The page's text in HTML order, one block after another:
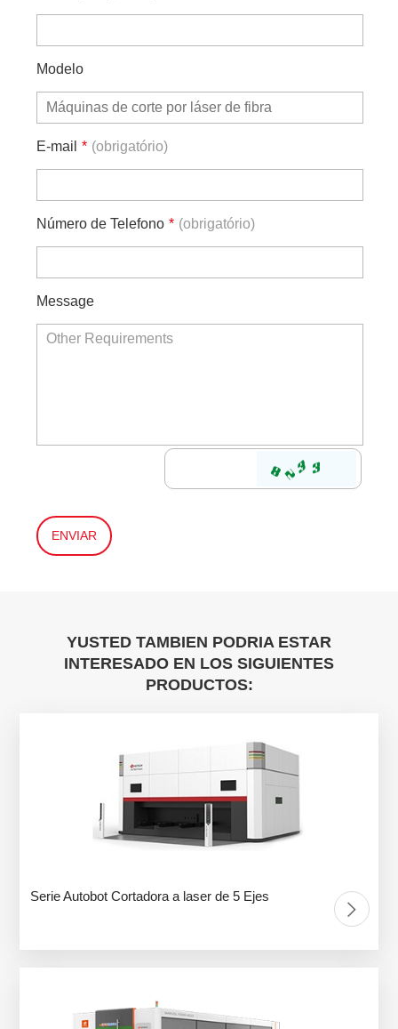
Modelo
E-mail * (obrigatório)
Número de Telefono * (obrigatório)
Message
YUSTED TAMBIEN PODRIA ESTAR
INTERESADO EN LOS SIGUIENTES
PRODUCTOS:
Serie Autobot Cortadora a laser de 5 Ejes